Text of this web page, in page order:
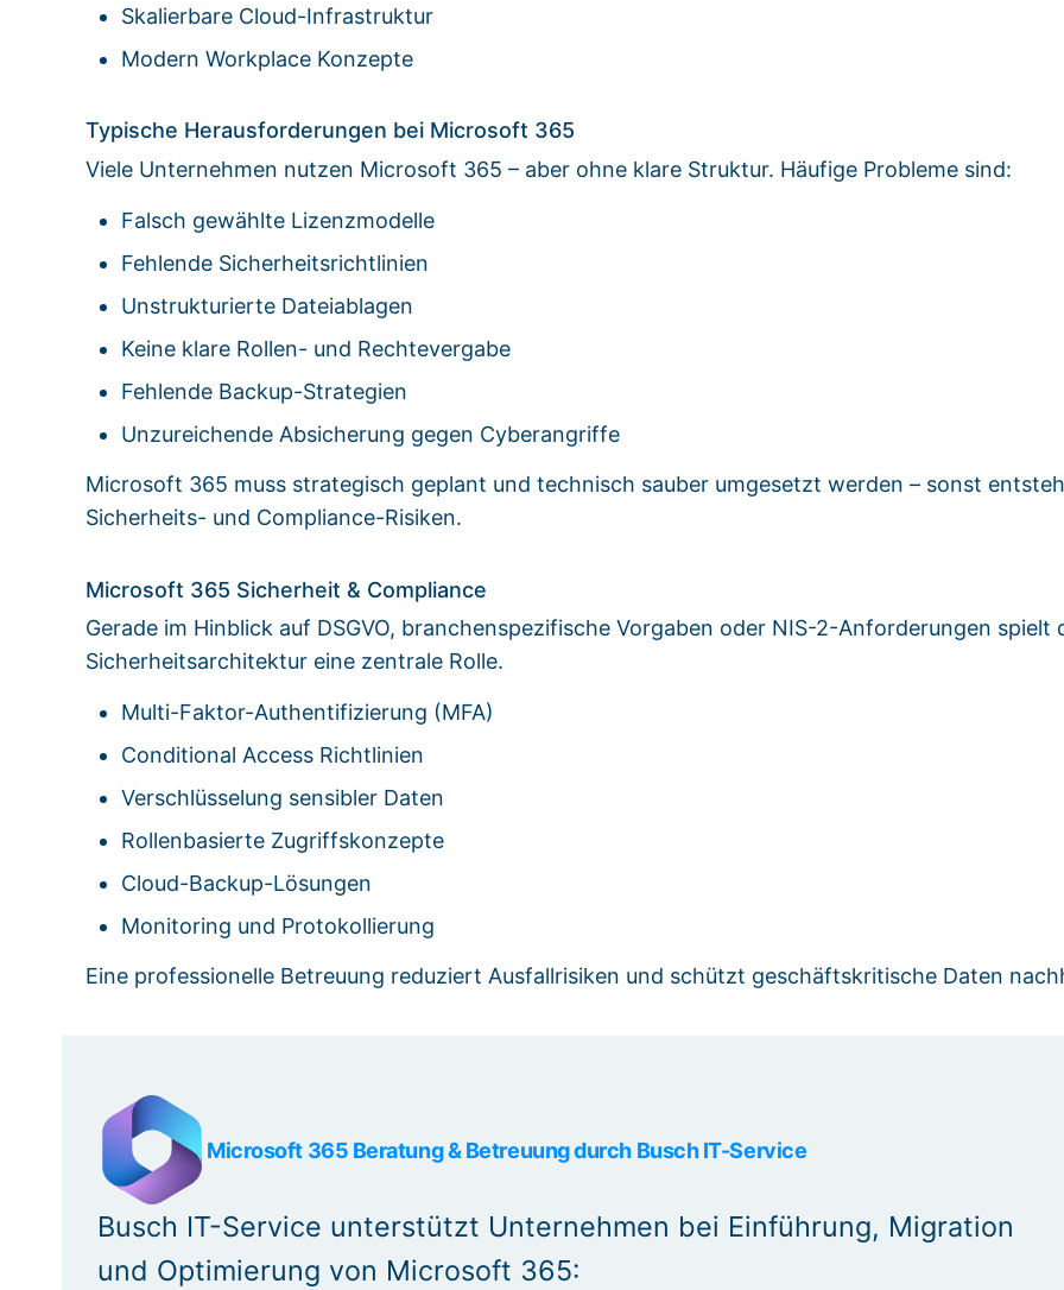
Skalierbare Cloud-Infrastruktur
Modern Workplace Konzepte
Typische Herausforderungen bei Microsoft 365
Viele Unternehmen nutzen Microsoft 365 – aber ohne klare Struktur. Häufige Probleme sind:
Falsch gewählte Lizenzmodelle
Fehlende Sicherheitsrichtlinien
Unstrukturierte Dateiablagen
Keine klare Rollen- und Rechtevergabe
Fehlende Backup-Strategien
Unzureichende Absicherung gegen Cyberangriffe
Microsoft 365 muss strategisch geplant und technisch sauber umgesetzt werden – sonst
Sicherheits- und Compliance-Risiken.
Microsoft 365 Sicherheit & Compliance
Gerade im Hinblick auf DSGVO, branchenspezifische Vorgaben oder NIS-2-Anforderungen spielt
Sicherheitsarchitektur eine zentrale Rolle.
Multi-Faktor-Authentifizierung (MFA)
Conditional Access Richtlinien
Verschlüsselung sensibler Daten
Rollenbasierte Zugriffskonzepte
Cloud-Backup-Lösungen
Monitoring und Protokollierung
Eine professionelle Betreuung reduziert Ausfallrisiken und schützt geschäftskritische Daten
Microsoft 365 Beratung & Betreuung durch Busch IT-Service
Busch IT-Service unterstützt Unternehmen bei Einführung, Migration
und Optimierung von Microsoft 365: